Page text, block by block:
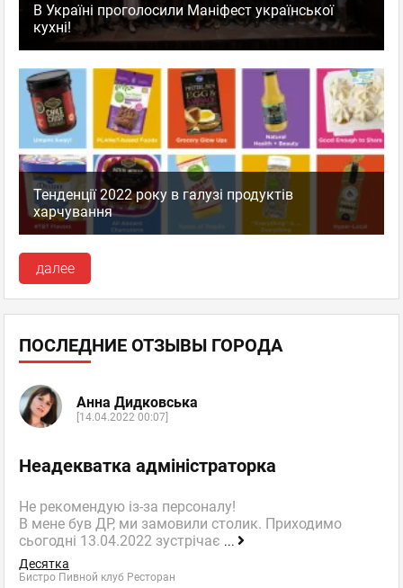
В Україні проголосили Маніфест української
кухні!
Тенденції 2022 року в галузі продуктів
харчування
далее
ПОСЛЕДНИЕ ОТЗЫВЫ ГОРОДА
Анна Дидковська
[14.04.2022 00:07]
Неадекватка адміністраторка
Не рекомендую із-за персоналу!
В мене був ДР, ми замовили столик. Приходимо
сьогодні 13.04.2022 зустрічає ...
Десятка
Бистро Пивной клуб Ресторан